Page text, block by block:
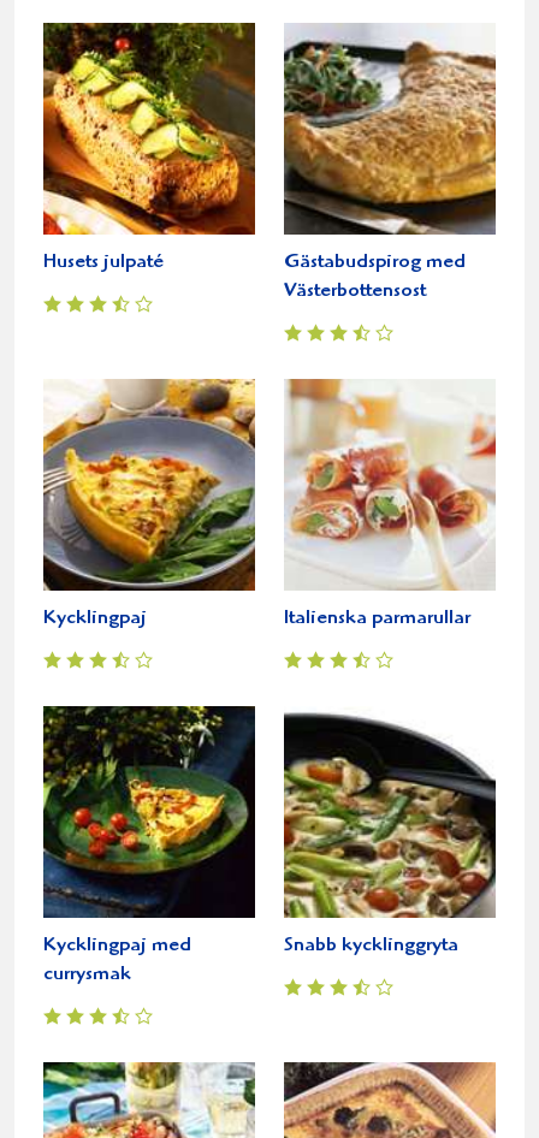
Husets julpaté
Gästabudspirog med
Västerbottensost
Kycklingpaj Italienska parmarullar
Kycklingpaj med
currysmak
Snabb kycklinggryta